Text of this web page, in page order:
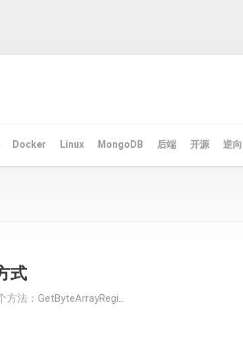
Docker Linux MongoDB 后端 开源 逆向
式
法：GetByteArrayRegi...